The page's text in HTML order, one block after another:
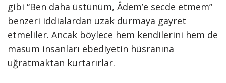
gibi “Ben daha üstünüm, Âdem’e secde etmem”
benzeri iddialardan uzak durmaya gayret
etmeliler. Ancak böylece hem kendilerini hem de
masum insanları ebediyetin hüsranına
uğratmaktan kurtarırlar.